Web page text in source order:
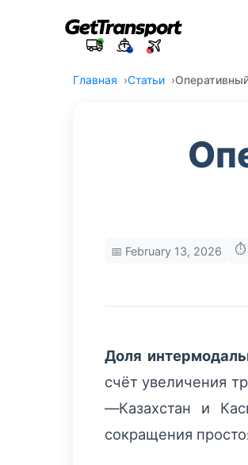
Главная Статьи
📅 February 13, 2026 ⏱️
Доля
счёт увеличения
—Казахстан и
сокращения